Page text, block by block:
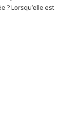
? Lorsqu’elle est